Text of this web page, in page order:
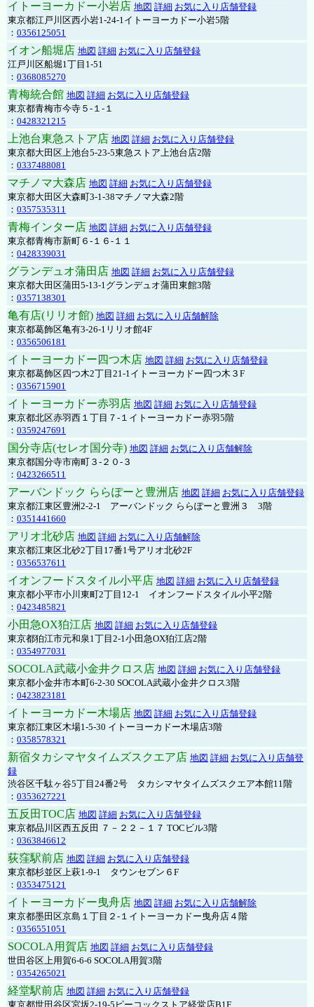
イトーヨーカドー小岩店 地図 詳細 お気に入り店舗登録
東京都江戸川区西小岩1-24-1イトーヨーカドー小岩5階
： 0356125051
イオン船堀店 地図 詳細 お気に入り店舗登録
江戸川区船堀1丁目1-51
： 0368085270
青梅統合館 地図 詳細 お気に入り店舗登録
東京都青梅市今寺５-１-１
： 0428321215
上池台東急ストア店 地図 詳細 お気に入り店舗登録
東京都大田区上池台5-23-5東急ストア上池台店2階
： 0337488081
マチノマ大森店 地図 詳細 お気に入り店舗登録
東京都大田区大森町3-1-38マチノマ大森2階
： 0357535311
青梅インター店 地図 詳細 お気に入り店舗登録
東京都青梅市新町６-１６-１１
： 0428339031
グランデュオ蒲田店 地図 詳細 お気に入り店舗登録
東京都大田区蒲田5-13-1グランデュオ蒲田東館3階
： 0357138301
亀有店(リリオ館) 地図 詳細 お気に入り店舗解除
東京都葛飾区亀有3-26-1リリオ館4F
： 0356506181
イトーヨーカドー四つ木店 地図 詳細 お気に入り店舗登録
東京都葛飾区四つ木2丁目21-1イトーヨーカドー四つ木３F
： 0356715901
イトーヨーカドー赤羽店 地図 詳細 お気に入り店舗登録
東京都北区赤羽西１丁目７-１イトーヨーカドー赤羽5階
： 0359247691
国分寺店(セレオ国分寺) 地図 詳細 お気に入り店舗解除
東京都国分寺市南町３-２０-３
： 0423266511
アーバンドック ららぽーと豊洲店 地図 詳細 お気に入り店舗登録
東京都江東区豊洲2-2-1 アーバンドック ららぽーと豊洲３ 3階
： 0351441660
アリオ北砂店 地図 詳細 お気に入り店舗解除
東京都江東区北砂2丁目17番1号アリオ北砂2F
： 0356537611
イオンフードスタイル小平店 地図 詳細 お気に入り店舗登録
東京都小平市小川東町2丁目12-1 イオンフードスタイル小平2階
： 0423485821
小田急OX狛江店 地図 詳細 お気に入り店舗登録
東京都狛江市元和泉1丁目2-1小田急OX狛江店2階
： 0354977031
SOCOLA武蔵小金井クロス店 地図 詳細 お気に入り店舗登録
東京都小金井市本町6-2-30 SOCOLA武蔵小金井クロス3階
： 0423823181
イトーヨーカドー木場店 地図 詳細 お気に入り店舗登録
東京都江東区木場1-5-30 イトーヨーカドー木場店3階
： 0358578321
新宿タカシマヤタイムズスクエア店 地図 詳細 お気に入り店舗登
録
渋谷区千駄ヶ谷5丁目24番2号 タカシマヤタイムズスクエア本館11階
： 0353627221
五反田TOC店 地図 詳細 お気に入り店舗登録
東京都品川区西五反田 ７－２２－１７ TOCビル3階
： 0363846612
荻窪駅前店 地図 詳細 お気に入り店舗登録
東京都杉並区上萩1-9-1 タウンセブン６F
： 0353475121
イトーヨーカドー曳舟店 地図 詳細 お気に入り店舗解除
東京都墨田区京島１丁目２-１イトーヨーカドー曳舟店４階
： 0356551051
SOCOLA用賀店 地図 詳細 お気に入り店舗登録
世田谷区上用賀6-6-6 SOCOLA用賀3階
： 0354265021
経堂駅前店 地図 詳細 お気に入り店舗登録
東京都世田谷区宮坂2-19-5ピーコックストア経堂店B1F